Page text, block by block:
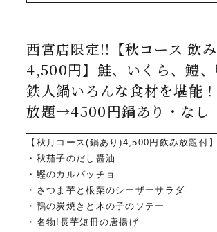
西宮店限定!!【秋コース 飲
4,500円】鮭、いくら、鱧
鉄人鍋いろんな食材を堪能
放題→4500円鍋あり・なし
【秋月コース(鍋あり)4,500円飲み放題付
・秋茄子のだし醤油
・鰹のカルパッチョ
・さつま芋と根菜のシーザーサラダ
・鴨の炭焼きと木の子のソテー
・名物!長芋短冊の唐揚げ